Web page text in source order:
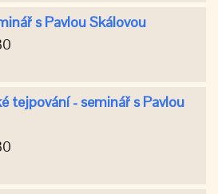
s Pavlou Skálovou
tejpování - seminář s Pavlou